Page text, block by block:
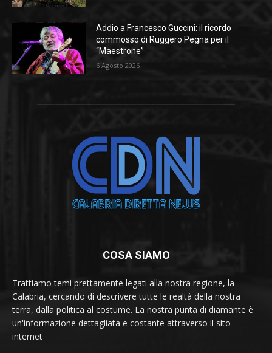
Addio a Francesco Guccini: il ricordo
commosso di Ruggero Pegna per il
“Maestrone”
6 Agosto 2026
COSA SIAMO
Trattiamo temi prettamente legati alla nostra regione, la
Calabria, cercando di descrivere tutte le realtà della nostra
terra, dalla politica al costume. La nostra punta di diamante è
un'informazione dettagliata e costante attraverso il sito
internet